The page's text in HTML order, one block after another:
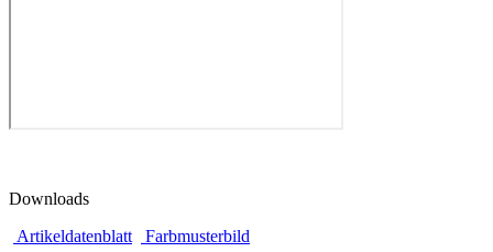
Downloads
Artikeldatenblatt
Farbmusterbild